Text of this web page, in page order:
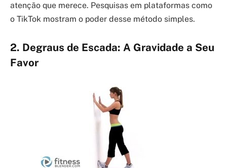
atenção que merece. Pesquisas em plataformas como
o TikTok mostram o poder desse método simples.
2. Degraus de Escada: A Gravidade a Seu
Favor